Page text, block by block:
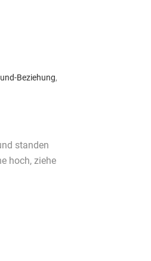
Beziehung,
standen
hoch, ziehe